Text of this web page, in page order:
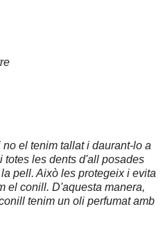
el tenim tallat i daurant-lo a
totes les dents d'all posades
pell. Això les protegeix i evita
el conill. D'aquesta manera,
tenim un oli perfumat amb